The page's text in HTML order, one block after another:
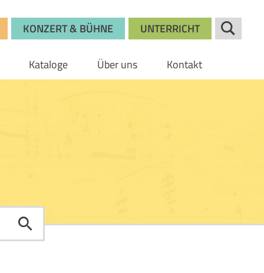
KONZERT & BÜHNE UNTERRICHT
Kataloge Über uns Kontakt